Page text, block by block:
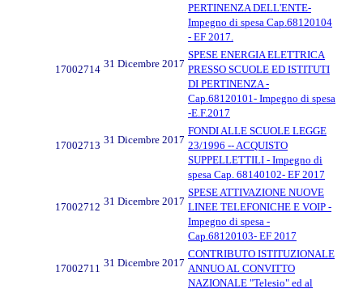
PERTINENZA DELL'ENTE-
Impegno di spesa Cap.68120104
- EF 2017.
17002714 31 Dicembre 2017
SPESE ENERGIA ELETTRICA
PRESSO SCUOLE ED ISTITUTI
DI PERTINENZA -
Cap.68120101- Impegno di spesa
-E.F.2017
17002713 31 Dicembre 2017
FONDI ALLE SCUOLE LEGGE
23/1996 -- ACQUISTO
SUPPELLETTILI - Impegno di
spesa Cap. 68140102- EF 2017
17002712 31 Dicembre 2017
SPESE ATTIVAZIONE NUOVE
LINEE TELEFONICHE E VOIP -
Impegno di spesa -
Cap.68120103- EF 2017
17002711 31 Dicembre 2017
CONTRIBUTO ISTITUZIONALE
ANNUO AL CONVITTO
NAZIONALE "Telesio" ed al